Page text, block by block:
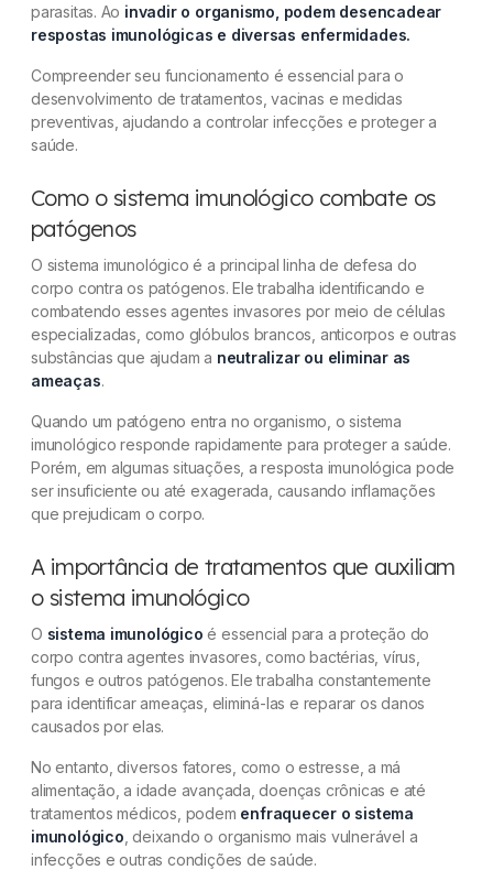
parasitas. Ao invadir o organismo, podem desencadear
respostas imunológicas e diversas enfermidades.
Compreender seu funcionamento é essencial para o
desenvolvimento de tratamentos, vacinas e medidas
preventivas, ajudando a controlar infecções e proteger a
saúde.
Como o sistema imunológico combate os
patógenos
O sistema imunológico é a principal linha de defesa do
corpo contra os patógenos. Ele trabalha identificando e
combatendo esses agentes invasores por meio de células
especializadas, como glóbulos brancos, anticorpos e outras
substâncias que ajudam a neutralizar ou eliminar as
ameaças.
Quando um patógeno entra no organismo, o sistema
imunológico responde rapidamente para proteger a saúde.
Porém, em algumas situações, a resposta imunológica pode
ser insuficiente ou até exagerada, causando inflamações
que prejudicam o corpo.
A importância de tratamentos que auxiliam
o sistema imunológico
O sistema imunológico é essencial para a proteção do
corpo contra agentes invasores, como bactérias, vírus,
fungos e outros patógenos. Ele trabalha constantemente
para identificar ameaças, eliminá-las e reparar os danos
causados por elas.
No entanto, diversos fatores, como o estresse, a má
alimentação, a idade avançada, doenças crônicas e até
tratamentos médicos, podem enfraquecer o sistema
imunológico , deixando o organismo mais vulnerável a
infecções e outras condições de saúde.